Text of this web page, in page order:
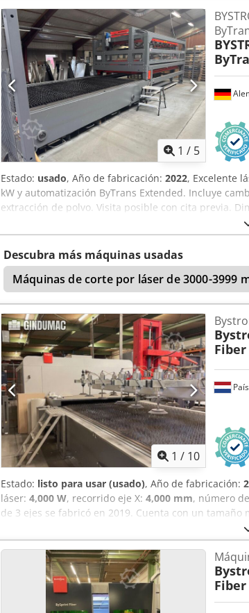
Crodpfxszhmh Io Acmjf Sistema de carga ByTrans
manual de instrucciones disponibles Pequeña
Ubicación: ASCO Anlagenbau Visita: Posible, previa
1 / 5
Estado: usado, Año de fabricación: 2022, Excelente
kW y automatización ByTrans Extended. Incluye
extracción de polvo. Visita posible con cita previa.
láser: 15000W Automatización: ByTrans Extended
Cjdpfx Acsy Erfvemjrf
Descubra más máquinas usadas
Máquinas de corte por láser de 3000-3999
1 / 10
Fiber
Estado: listo para usar (usado), Año de fabricación:
láser: 4,000 W, recorrido eje X: 4,000 mm, número
de 3 ejes se fabricó en 2019. Cuenta con un
láser de 4000 vatios. Si está buscando obtener
considere la máquina Bystronic BySprint Fiber 4020
nosotros para más detalles. • La máquina tiene un
Acmef • Tamaño máx. de hoja: 4000 x 2000 mm
Fiber